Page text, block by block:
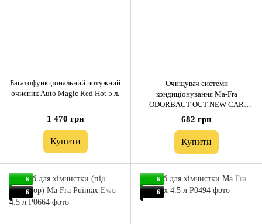
Багатофункціональний потужний
очисник Auto Magic Red Hot 5 л.
1 470 грн
Купити
Очищувач системи
кондиціонування Ma-Fra
ODORBACT OUT NEW CAR
150мл
682 грн
Купити
6
6
6
6